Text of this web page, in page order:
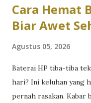
Cara Hemat
Biar Awet
Agustus 05, 2026
Baterai HP tiba-tiba
hari? Ini keluhan yang
pernah rasakan. Kabar